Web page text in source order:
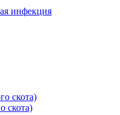
инфекция
скота)
скота)